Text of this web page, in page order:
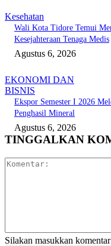
Kesehatan
Wali Kota Tidore Temui
Kesejahteraan Tenaga Medis
Agustus 6, 2026
EKONOMI DAN
BISNIS
Ekspor Semester I 2026
Penghasil Mineral
Agustus 6, 2026
TINGGALKAN
Silakan masukkan